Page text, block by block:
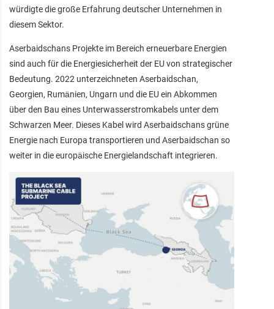
würdigte die große Erfahrung deutscher Unternehmen in
diesem Sektor.
Aserbaidschans Projekte im Bereich erneuerbare Energien
sind auch für die Energiesicherheit der EU von strategischer
Bedeutung. 2022 unterzeichneten Aserbaidschan,
Georgien, Rumänien, Ungarn und die EU ein Abkommen
über den Bau eines Unterwasserstromkabels unter dem
Schwarzen Meer. Dieses Kabel wird Aserbaidschans grüne
Energie nach Europa transportieren und Aserbaidschan so
weiter in die europäische Energielandschaft integrieren.